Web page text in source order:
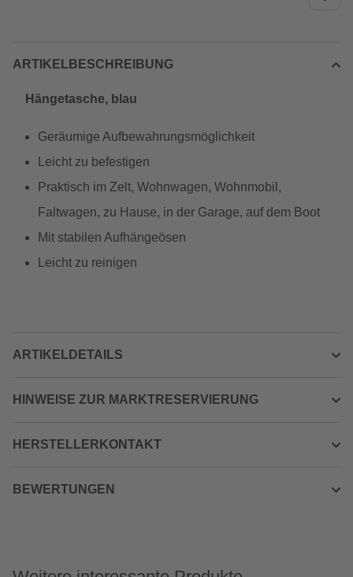
ARTIKELBESCHREIBUNG
Hängetasche, blau
Geräumige Aufbewahrungsmöglichkeit
Leicht zu befestigen
Praktisch im Zelt, Wohnwagen, Wohnmobil,
Faltwagen, zu Hause, in der Garage, auf dem Boot
Mit stabilen Aufhängeösen
Leicht zu reinigen
ARTIKELDETAILS
HINWEISE ZUR MARKTRESERVIERUNG
HERSTELLERKONTAKT
BEWERTUNGEN